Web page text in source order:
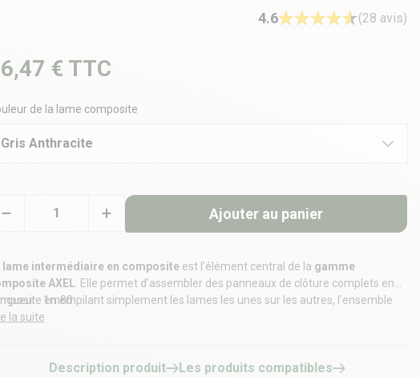
4.6 (28 avis)
€ TTC
de la lame composite
Gris Anthracite
Ajouter au panier
lame intermédiaire en compositeest l’élément central de la gamme
AXEL . Elle permet d’assembler des panneaux de clôture complets en
en empilant simplement les lames les unes sur les autres, l’ensemble
maintenu en place et sur la durée par nos poteaux en aluminium
: 1m80
la suite
Description produit Les produits compatibles